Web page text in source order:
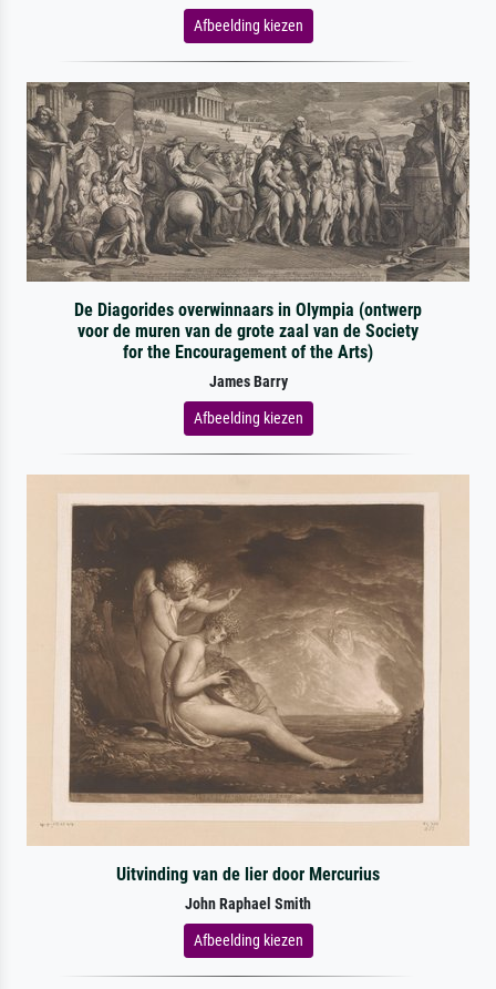
Afbeelding kiezen
De Diagorides overwinnaars in Olympia (ontwerp
voor de muren van de grote zaal van de Society
for the Encouragement of the Arts)
James Barry
Afbeelding kiezen
Uitvinding van de lier door Mercurius
John Raphael Smith
Afbeelding kiezen